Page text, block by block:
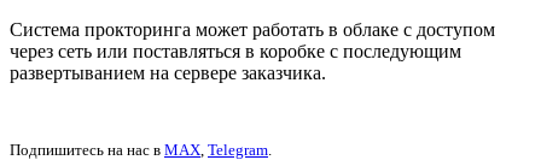
Система прокторинга может работать в облаке с доступом
через сеть или поставляться в коробке с последующим
развертыванием на сервере заказчика.
Подпишитесь на нас в MAX Telegram